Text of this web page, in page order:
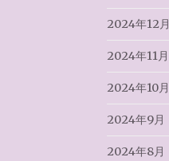
2024年12月
2024年11月
2024年10月
2024年9月
2024年8月